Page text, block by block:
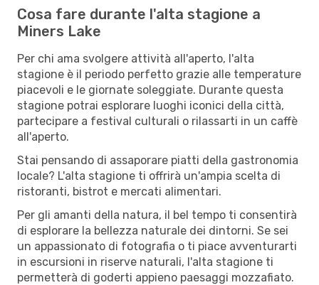
Cosa fare durante l'alta stagione a
Miners Lake
Per chi ama svolgere attività all'aperto, l'alta
stagione è il periodo perfetto grazie alle temperature
piacevoli e le giornate soleggiate. Durante questa
stagione potrai esplorare luoghi iconici della città,
partecipare a festival culturali o rilassarti in un caffè
all'aperto.
Stai pensando di assaporare piatti della gastronomia
locale? L'alta stagione ti offrirà un'ampia scelta di
ristoranti, bistrot e mercati alimentari.
Per gli amanti della natura, il bel tempo ti consentirà
di esplorare la bellezza naturale dei dintorni. Se sei
un appassionato di fotografia o ti piace avventurarti
in escursioni in riserve naturali, l'alta stagione ti
permetterà di goderti appieno paesaggi mozzafiato.